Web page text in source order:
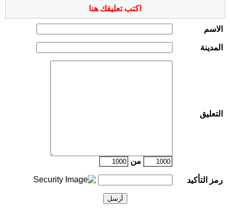
اكتب تعليقك هنا
الاسم
المدينة
التعليق
من
رمز التأكيد